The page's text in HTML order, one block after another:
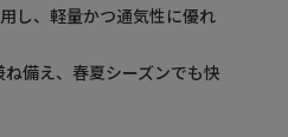
し、軽量かつ通気性に優れ
備え、春夏シーズンでも快